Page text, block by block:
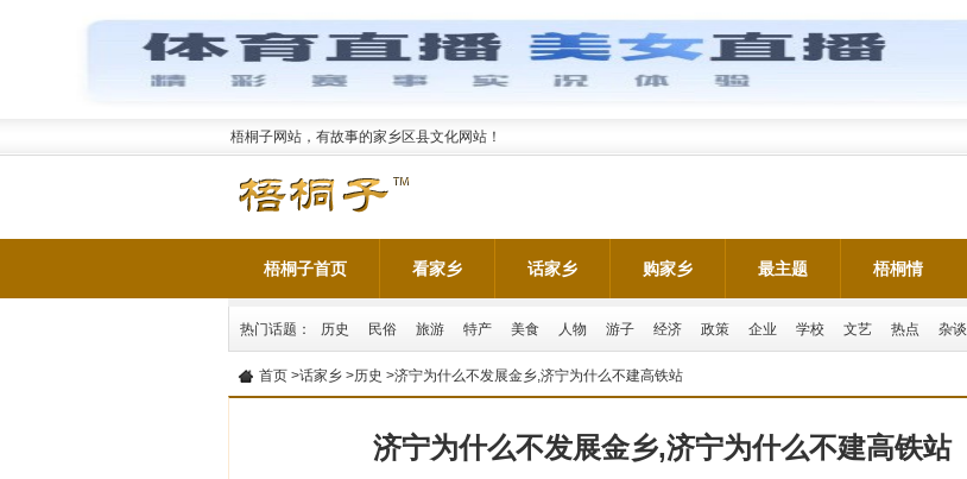
梧桐子网站，有故事的家乡区县文化网站！
梧桐子首页 看家乡 话家乡 购家乡 最主题 梧桐情
热门话题： 历史 民俗 旅游 特产 美食 人物 游子 经济 政策 企业 学校 文艺 热点 杂谈
首页 >话家乡 >历史 >济宁为什么不发展金乡,济宁为什么不建高铁站
济宁为什么不发展金乡,济宁为什么不建高铁站